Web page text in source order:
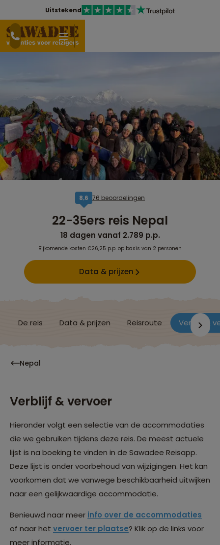
Uitstekend
8,6 76 beoordelingen
22-35ers reis Nepal
18 dagen vanaf 2.789 p.p.
Bijkomende kosten €26,25 p.p. op basis van 2 personen
Data & prijzen
De reis Data & prijzen Reisroute Verblijf &
Nepal
Verblijf & vervoer
Hieronder volgt een selectie van de accommodaties
die we gebruiken tijdens deze reis. De meest actuele
lijst is na boeking te vinden in de Sawadee Reisapp.
Deze lijst is onder voorbehoud van wijzigingen. Het kan
voorkomen dat we vanwege beschikbaarheid uitwijken
naar een gelijkwaardige accommodatie.
Benieuwd naar meer info over de accommodaties
of naar het vervoer ter plaatse? Klik op de links voor
meer informatie.